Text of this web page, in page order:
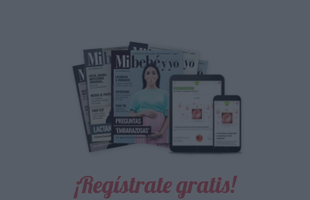
¡Regístrate gratis!